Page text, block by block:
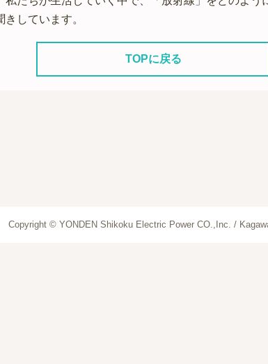
しています。
TOPに戻る
Copyright © YONDEN Shikoku Electric Power CO.,Inc. /